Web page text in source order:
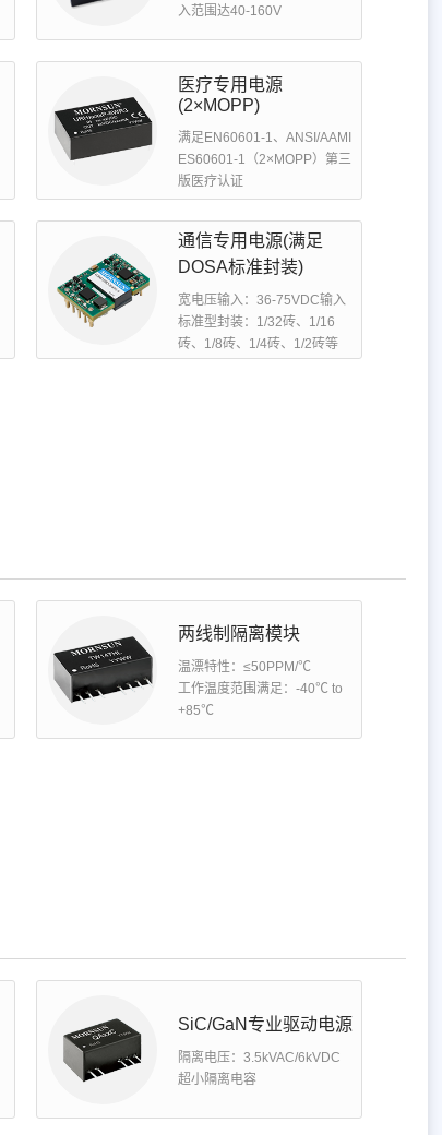
入范围达40-160V
医疗专用电源
(2×MOPP)
满足EN60601-1、ANSI/AAMI
ES60601-1（2×MOPP）第三
版医疗认证
通信专用电源(满足
DOSA标准封装)
宽电压输入：36-75VDC输入
标准型封装：1/32砖、1/16
砖、1/8砖、1/4砖、 1/2砖等
两线制隔离模块
温漂特性：≤50PPM/℃
工作温度范围满足：-40℃ to
+85℃
SiC/GaN专业驱动电源
隔离电压：3.5kVAC/6kVDC
超小隔离电容